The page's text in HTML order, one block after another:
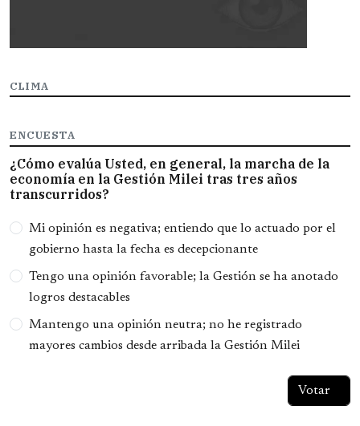
CLIMA
ENCUESTA
¿Cómo evalúa Usted, en general, la marcha de la
economía en la Gestión Milei tras tres años
transcurridos?
Opciones
Mi opinión es negativa; entiendo que lo actuado por el
gobierno hasta la fecha es decepcionante
Tengo una opinión favorable; la Gestión se ha anotado
logros destacables
Mantengo una opinión neutra; no he registrado
mayores cambios desde arribada la Gestión Milei